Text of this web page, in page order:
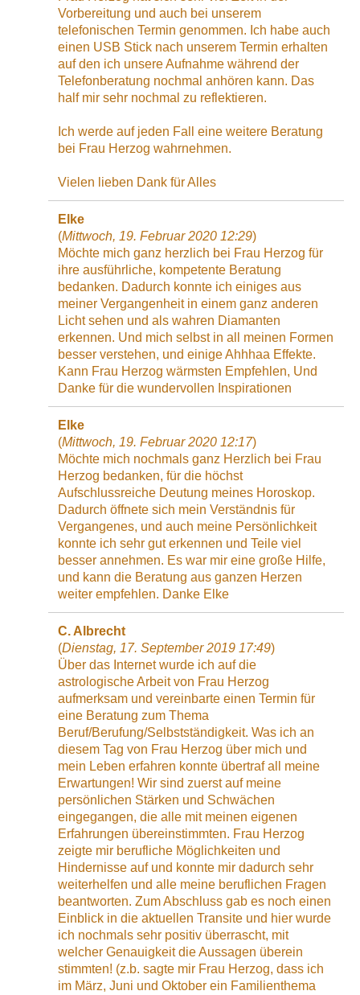
Vorbereitung und auch bei unserem
telefonischen Termin genommen. Ich habe auch
einen USB Stick nach unserem Termin erhalten
auf den ich unsere Aufnahme während der
Telefonberatung nochmal anhören kann. Das
half mir sehr nochmal zu reflektieren.
Ich werde auf jeden Fall eine weitere Beratung
bei Frau Herzog wahrnehmen.
Vielen lieben Dank für Alles
Elke
(Mittwoch, 19. Februar 2020 12:29)
Möchte mich ganz herzlich bei Frau Herzog für
ihre ausführliche, kompetente Beratung
bedanken. Dadurch konnte ich einiges aus
meiner Vergangenheit in einem ganz anderen
Licht sehen und als wahren Diamanten
erkennen. Und mich selbst in all meinen Formen
besser verstehen, und einige Ahhhaa Effekte.
Kann Frau Herzog wärmsten Empfehlen, Und
Danke für die wundervollen Inspirationen
Elke
(Mittwoch, 19. Februar 2020 12:17)
Möchte mich nochmals ganz Herzlich bei Frau
Herzog bedanken, für die höchst
Aufschlussreiche Deutung meines Horoskop.
Dadurch öffnete sich mein Verständnis für
Vergangenes, und auch meine Persönlichkeit
konnte ich sehr gut erkennen und Teile viel
besser annehmen. Es war mir eine große Hilfe,
und kann die Beratung aus ganzen Herzen
weiter empfehlen. Danke Elke
C. Albrecht
(Dienstag, 17. September 2019 17:49)
Über das Internet wurde ich auf die
astrologische Arbeit von Frau Herzog
aufmerksam und vereinbarte einen Termin für
eine Beratung zum Thema
Beruf/Berufung/Selbstständigkeit. Was ich an
diesem Tag von Frau Herzog über mich und
mein Leben erfahren konnte übertraf all meine
Erwartungen! Wir sind zuerst auf meine
persönlichen Stärken und Schwächen
eingegangen, die alle mit meinen eigenen
Erfahrungen übereinstimmten. Frau Herzog
zeigte mir berufliche Möglichkeiten und
Hindernisse auf und konnte mir dadurch sehr
weiterhelfen und alle meine beruflichen Fragen
beantworten. Zum Abschluss gab es noch einen
Einblick in die aktuellen Transite und hier wurde
ich nochmals sehr positiv überrascht, mit
welcher Genauigkeit die Aussagen überein
stimmten! (z.b. sagte mir Frau Herzog, dass ich
im März, Juni und Oktober ein Familienthema